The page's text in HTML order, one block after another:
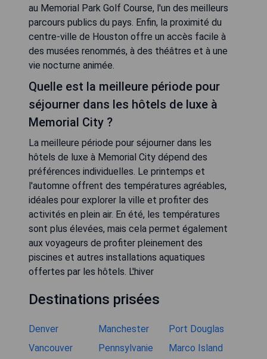
au Memorial Park Golf Course, l'un des meilleurs
parcours publics du pays. Enfin, la proximité du
centre-ville de Houston offre un accès facile à
des musées renommés, à des théâtres et à une
vie nocturne animée.
Quelle est la meilleure période pour
séjourner dans les hôtels de luxe à
Memorial City ?
La meilleure période pour séjourner dans les
hôtels de luxe à Memorial City dépend des
préférences individuelles. Le printemps et
l'automne offrent des températures agréables,
idéales pour explorer la ville et profiter des
activités en plein air. En été, les températures
sont plus élevées, mais cela permet également
aux voyageurs de profiter pleinement des
piscines et autres installations aquatiques
offertes par les hôtels. L'hiver
Destinations prisées
Denver Manchester
Port Douglas
Vancouver
Pennsylvanie Marco Island